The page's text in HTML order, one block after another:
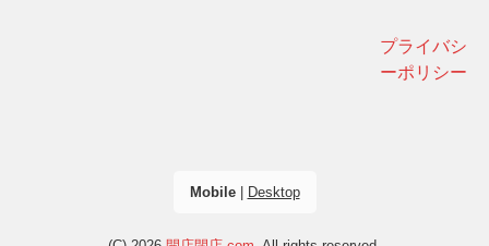
プライバシ
ーポリシー
Mobile| Desktop